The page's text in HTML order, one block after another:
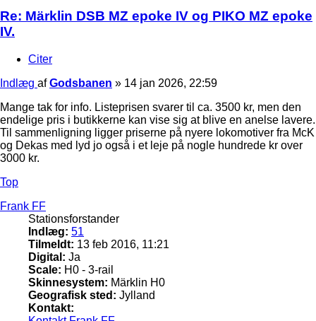
Re: Märklin DSB MZ epoke IV og PIKO MZ epoke
IV.
Citer
Indlæg afGodsbanen » 14 jan 2026, 22:59
Mange tak for info. Listeprisen svarer til ca. 3500 kr, men den
endelige pris i butikkerne kan vise sig at blive en anelse lavere.
Til sammenligning ligger priserne på nyere lokomotiver fra McK
og Dekas med lyd jo også i et leje på nogle hundrede kr over
3000 kr.
Top
Frank FF
Stationsforstander
Indlæg: 51
Tilmeldt: 13 feb 2016, 11:21
Digital: Ja
Scale: H0 - 3-rail
Skinnesystem: Märklin H0
Geografisk sted: Jylland
Kontakt: